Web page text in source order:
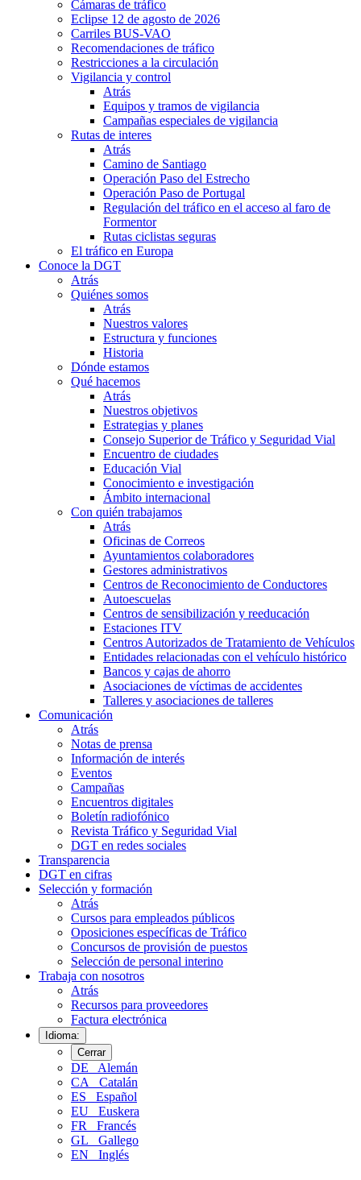
Cámaras de tráfico
Eclipse 12 de agosto de 2026
Carriles BUS-VAO
Recomendaciones de tráfico
Restricciones a la circulación
Vigilancia y control
Atrás
Equipos y tramos de vigilancia
Campañas especiales de vigilancia
Rutas de interes
Atrás
Camino de Santiago
Operación Paso del Estrecho
Operación Paso de Portugal
Regulación del tráfico en el acceso al faro de
Formentor
Rutas ciclistas seguras
El tráfico en Europa
Conoce la DGT
Atrás
Quiénes somos
Atrás
Nuestros valores
Estructura y funciones
Historia
Dónde estamos
Qué hacemos
Atrás
Nuestros objetivos
Estrategias y planes
Consejo Superior de Tráfico y Seguridad Vial
Encuentro de ciudades
Educación Vial
Conocimiento e investigación
Ámbito internacional
Con quién trabajamos
Atrás
Oficinas de Correos
Ayuntamientos colaboradores
Gestores administrativos
Centros de Reconocimiento de Conductores
Autoescuelas
Centros de sensibilización y reeducación
Estaciones ITV
Centros Autorizados de Tratamiento de Vehículos
Entidades relacionadas con el vehículo histórico
Bancos y cajas de ahorro
Asociaciones de víctimas de accidentes
Talleres y asociaciones de talleres
Comunicación
Atrás
Notas de prensa
Información de interés
Eventos
Campañas
Encuentros digitales
Boletín radiofónico
Revista Tráfico y Seguridad Vial
DGT en redes sociales
Transparencia
DGT en cifras
Selección y formación
Atrás
Cursos para empleados públicos
Oposiciones específicas de Tráfico
Concursos de provisión de puestos
Selección de personal interino
Trabaja con nosotros
Atrás
Recursos para proveedores
Factura electrónica
Idioma:
Cerrar
DE
Alemán
CA
Catalán
ES
Español
EU
Euskera
FR
Francés
GL
Gallego
EN
Inglés